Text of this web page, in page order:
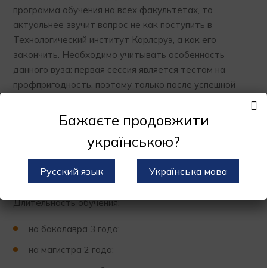
программа обучения на всех факультетах, то
актуальнее звучит вопрос не как поступить в
Технологический институт Карлсруэ, а как его
закончить. Необходимо учитывать особенность
данного вуза: первая сессия является тестом на
профпригодность, поэтому только после успешной
настоящему зачислены.
Срок подачи документов:
до 15 января на летний.
Длительность обучения:
на бакалавра 3 года;
на магистра 2 года;
Бажаєте продовжити
українською?
Русский язык Українська мова